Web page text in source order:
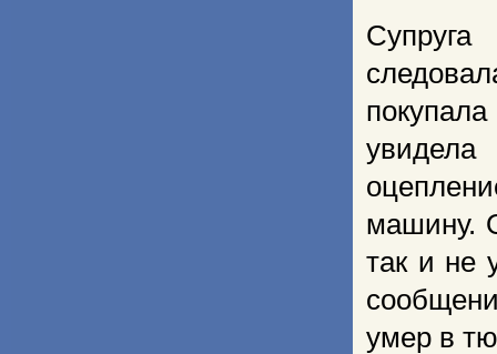
увидела
машину.
так и не
умер в